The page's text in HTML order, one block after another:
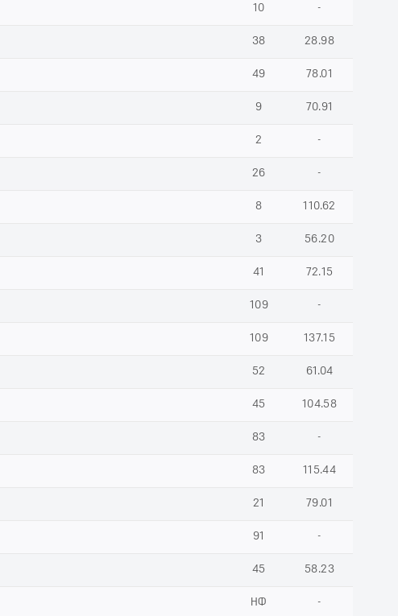
10 -
38 28.98
49 78.01
9 70.91
2 -
26 -
8 110.62
3 56.20
41 72.15
109 -
109 137.15
52 61.04
45 104.58
83 -
83 115.44
21 79.01
91 -
45 58.23
НФ -